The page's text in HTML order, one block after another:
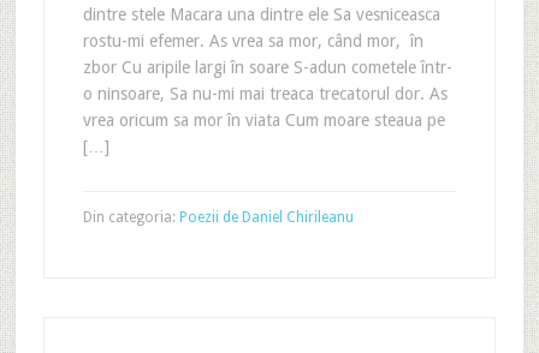
dintre stele Macara una dintre ele Sa vesniceasca
rostu-mi efemer. As vrea sa mor, când mor, în
zbor Cu aripile largi în soare S-adun cometele într-
o ninsoare, Sa nu-mi mai treaca trecatorul dor. As
vrea oricum sa mor în viata Cum moare steaua pe
[…]
Din categoria: Poezii de Daniel Chirileanu